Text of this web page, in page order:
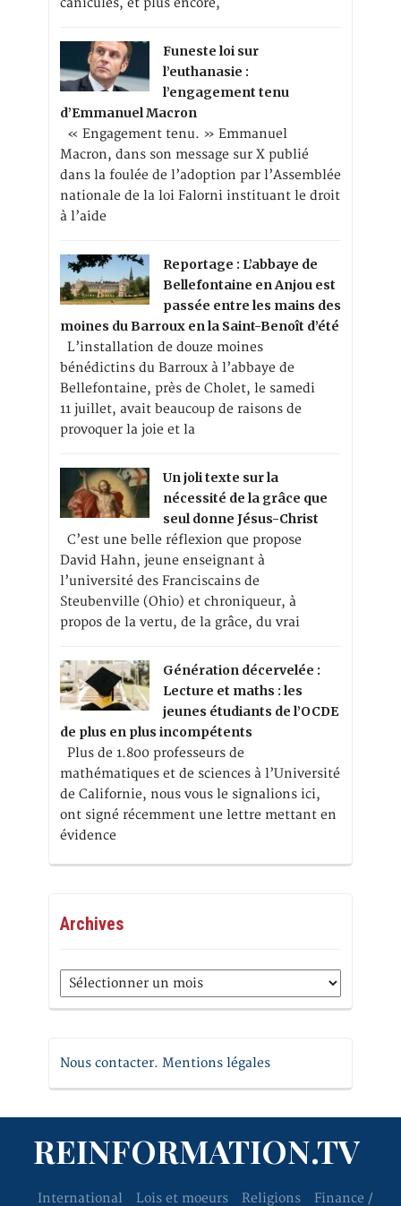
canicules, et plus encore,
Funeste loi sur
l’euthanasie :
l’engagement tenu
d’Emmanuel Macron
« Engagement tenu. » Emmanuel
Macron, dans son message sur X publié
dans la foulée de l’adoption par l’Assemblée
nationale de la loi Falorni instituant le droit
à l’aide
Reportage : L’abbaye de
Bellefontaine en Anjou est
passée entre les mains des
moines du Barroux en la Saint-Benoît d’été
L’installation de douze moines
bénédictins du Barroux à l’abbaye de
Bellefontaine, près de Cholet, le samedi
11 juillet, avait beaucoup de raisons de
provoquer la joie et la
Un joli texte sur la
nécessité de la grâce que
seul donne Jésus-Christ
C’est une belle réflexion que propose
David Hahn, jeune enseignant à
l’université des Franciscains de
Steubenville (Ohio) et chroniqueur, à
propos de la vertu, de la grâce, du vrai
Génération décervelée :
Lecture et maths : les
jeunes étudiants de l’OCDE
de plus en plus incompétents
Plus de 1.800 professeurs de
mathématiques et de sciences à l’Université
de Californie, nous vous le signalions ici,
ont signé récemment une lettre mettant en
évidence
Archives
Archives
Nous contacter. Mentions légales
REINFORMATION.TV
International Lois et moeurs Religions Finance /